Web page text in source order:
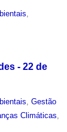
- 22 de
,Gestão
Climáticas,